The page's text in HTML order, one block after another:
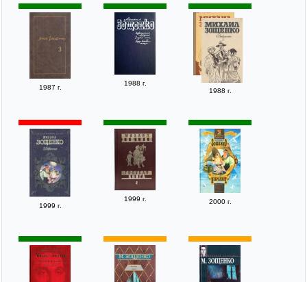
1987 г.
1988 г.
1988 г.
1999 г.
1999 г. 2000 г.